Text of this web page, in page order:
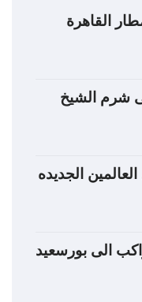
القاهرة
شرم الشيخ
الجديده